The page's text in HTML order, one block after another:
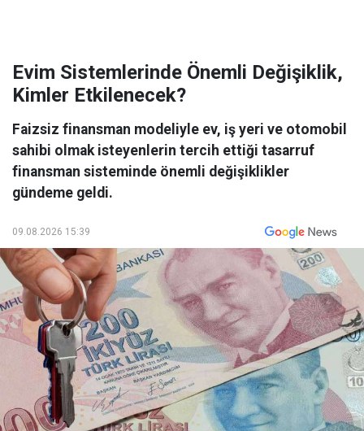
Evim Sistemlerinde Önemli Değişiklik,
Kimler Etkilenecek?
Faizsiz finansman modeliyle ev, iş yeri ve otomobil
sahibi olmak isteyenlerin tercih ettiği tasarruf
finansman sisteminde önemli değişiklikler
gündeme geldi.
09.08.2026 15:39